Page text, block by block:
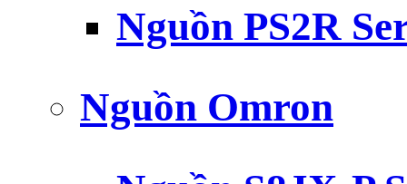
Nguồn PS2R
Nguồn Omron